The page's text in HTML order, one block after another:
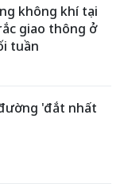
không khí tại
giao thông ở
tuần
'đắt nhất